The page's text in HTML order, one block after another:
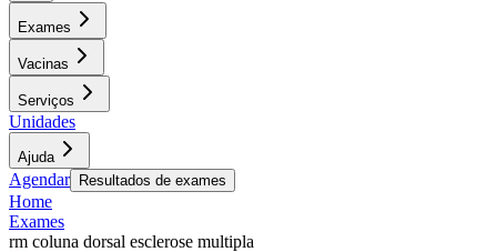
Exames
Vacinas
Serviços
Unidades
Ajuda
Agendar Resultados de exames
Home
Exames
rm coluna dorsal esclerose multipla